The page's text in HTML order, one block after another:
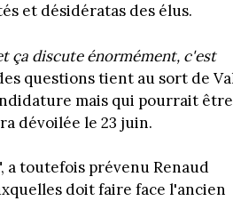
et désidératas des élus.
ça discute énormément, c'est
questions tient au sort de
mais qui pourrait être
dévoilée le 23 juin.
a toutefois prévenu Renaud
doit faire face l'ancien